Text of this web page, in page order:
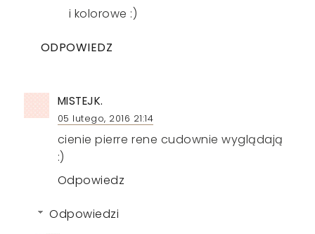
i kolorowe :)
ODPOWIEDZ
MISTEJK.
05 lutego, 2016 21:14
cienie pierre rene cudownie wyglądają
:)
Odpowiedz
Odpowiedzi